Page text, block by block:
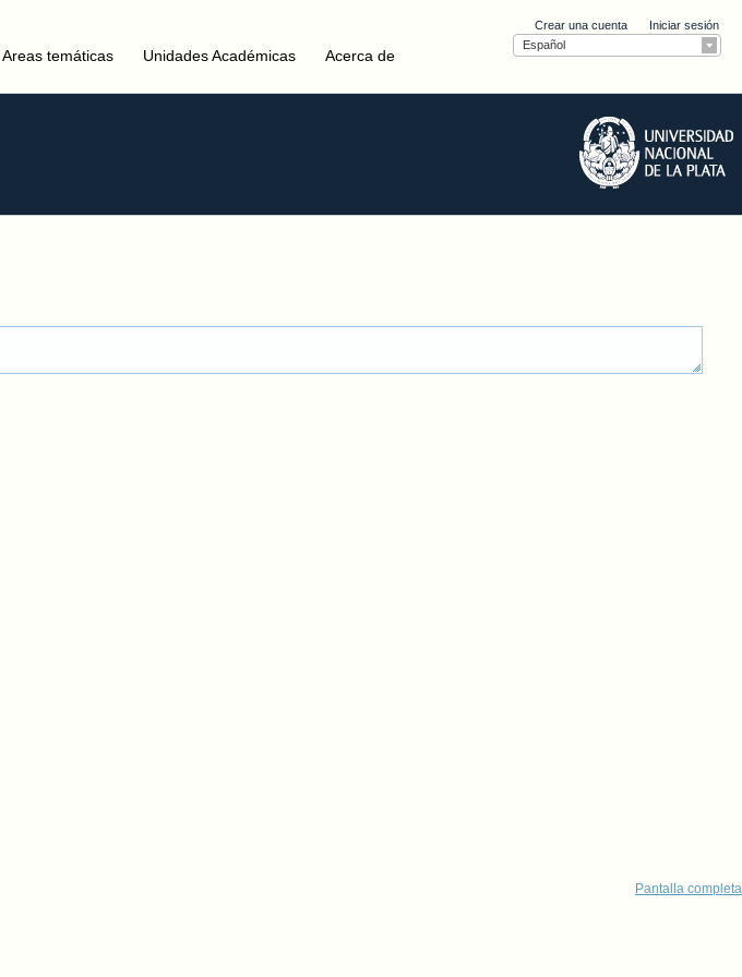
Crear una cuenta
Iniciar sesión
Español
Areas temáticas Unidades Académicas Acerca de
Pantalla completa